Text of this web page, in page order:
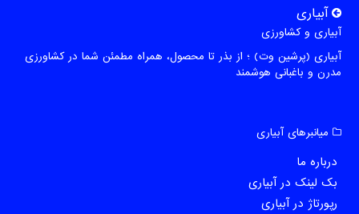
آبیاری
آبیاری و کشاورزی
آبیاری (پرشین وت) ؛ از بذر تا محصول، همراه مطمئن شما در کشاورزی
مدرن و باغبانی هوشمند
میانبرهای آبیاری
درباره ما
بک لینک در آبیاری
رپورتاژ در آبیاری